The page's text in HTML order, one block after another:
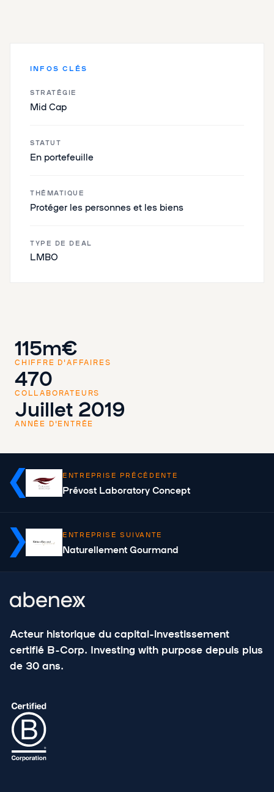
INFOS CLÉS
STRATÉGIE
Mid Cap
STATUT
En portefeuille
THÉMATIQUE
Protéger les personnes et les biens
TYPE DE DEAL
LMBO
115m€
CHIFFRE D'AFFAIRES
470
COLLABORATEURS
Juillet 2019
ANNÉE D'ENTRÉE
ENTREPRISE PRÉCÉDENTE
Prévost Laboratory Concept
ENTREPRISE SUIVANTE
Naturellement Gourmand
Acteur historique du capital-investissement
certifié B-Corp. Investing with purpose depuis plus
de 30 ans.